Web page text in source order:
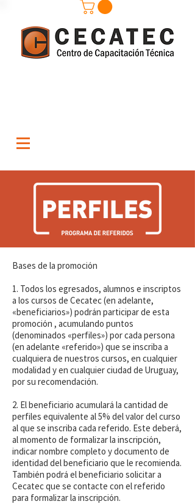
Bases de la promoción
1. Todos los egresados, alumnos e inscriptos
a los cursos de Cecatec (en adelante,
«beneficiarios») podrán participar de esta
promoción , acumulando puntos
(denominados «perfiles») por cada persona
(en adelante «referido») que se inscriba a
cualquiera de nuestros cursos, en cualquier
modalidad y en cualquier ciudad de Uruguay,
por su recomendación.
2. El beneficiario acumulará la cantidad de
perfiles equivalente al 5% del valor del curso
al que se inscriba cada referido. Este deberá,
al momento de formalizar la inscripción,
indicar nombre completo y documento de
identidad del beneficiario que le recomienda.
También podrá el beneficiario solicitar a
Cecatec que se contacte con el referido
para formalizar la inscripción.